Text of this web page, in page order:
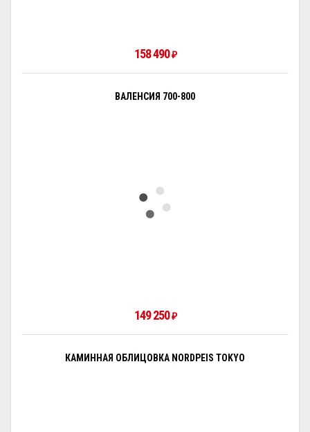
158 490₽
ВАЛЕНСИЯ 700-800
149 250₽
КАМИННАЯ ОБЛИЦОВКА NORDPEIS TOKYO